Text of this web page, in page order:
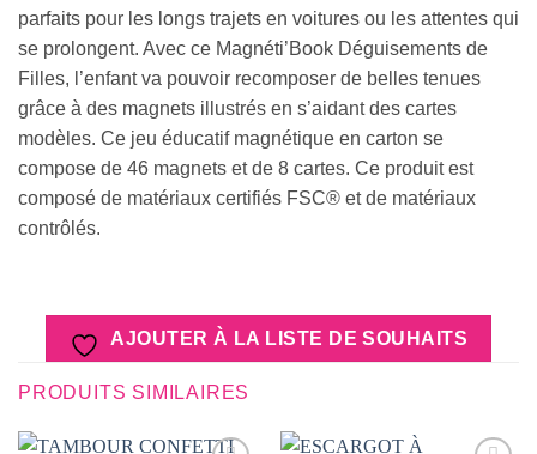
parfaits pour les longs trajets en voitures ou les attentes qui
se prolongent. Avec ce Magnéti’Book Déguisements de
Filles, l’enfant va pouvoir recomposer de belles tenues
grâce à des magnets illustrés en s’aidant des cartes
modèles. Ce jeu éducatif magnétique en carton se
compose de 46 magnets et de 8 cartes. Ce produit est
composé de matériaux certifiés FSC® et de matériaux
contrôlés.
AJOUTER À LA LISTE DE SOUHAITS
PRODUITS SIMILAIRES